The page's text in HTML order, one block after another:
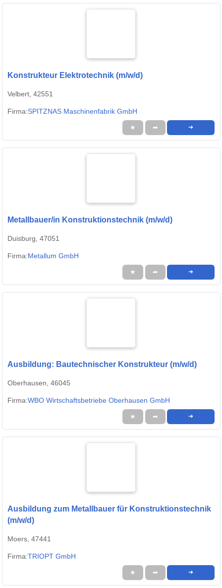
Konstrukteur Elektrotechnik (m/w/d)
Velbert, 42551
Firma:SPITZNAS Maschinenfabrik GmbH
★ ➦ ➜
Metallbauer/in Konstruktionstechnik (m/w/d)
Duisburg, 47051
Firma:Metallum GmbH
★ ➦ ➜
Ausbildung: Bautechnischer Konstrukteur (m/w/d)
Oberhausen, 46045
Firma:WBO Wirtschaftsbetriebe Oberhausen GmbH
★ ➦ ➜
Ausbildung zum Metallbauer für Konstruktionstechnik
(m/w/d)
Moers, 47441
Firma:TRIOPT GmbH
★ ➦ ➜